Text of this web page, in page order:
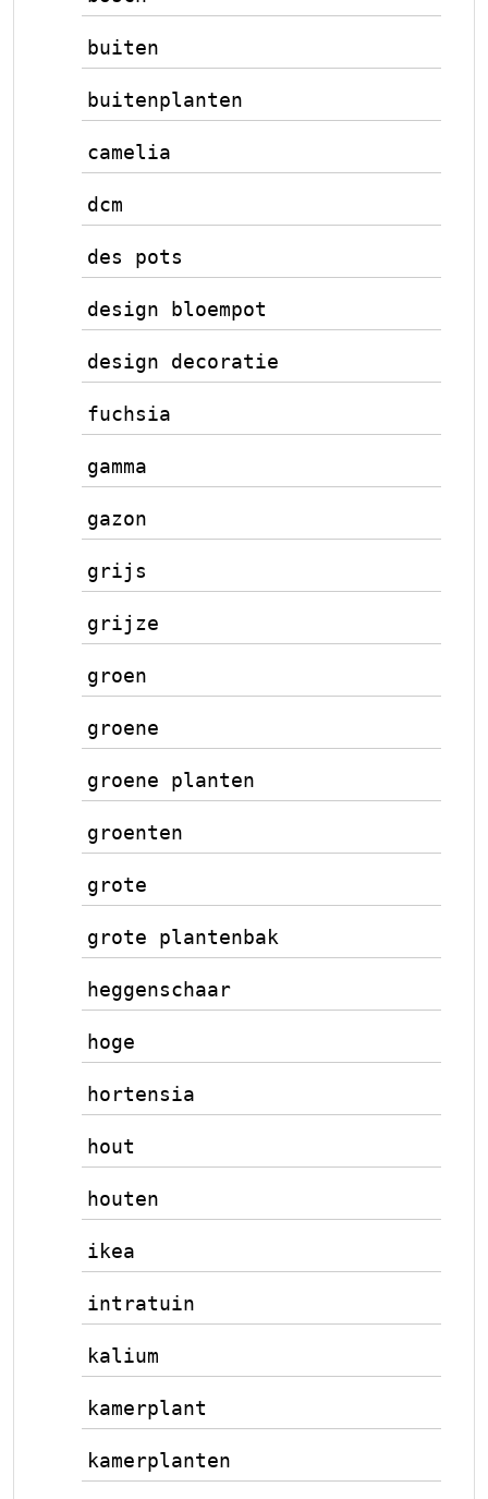
buiten
buitenplanten
camelia
dcm
des pots
design bloempot
design decoratie
fuchsia
gamma
gazon
grijs
grijze
groen
groene
groene planten
groenten
grote
grote plantenbak
heggenschaar
hoge
hortensia
hout
houten
ikea
intratuin
kalium
kamerplant
kamerplanten